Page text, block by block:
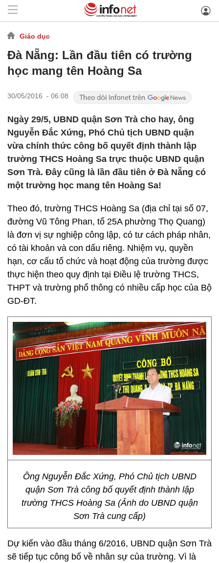
Giáo dục
Đà Nẵng: Lần đầu tiên có trường
học mang tên Hoàng Sa
30/05/2016 - 06:08
Ngày 29/5, UBND quận Sơn Trà cho hay, ông
Nguyễn Đắc Xứng, Phó Chủ tịch UBND quận
vừa chính thức công bố quyết định thành lập
trường THCS Hoàng Sa trực thuộc UBND quận
Sơn Trà. Đây cũng là lần đầu tiên ở Đà Nẵng có
một trường học mang tên Hoàng Sa!
Theo đó, trường THCS Hoàng Sa (địa chỉ tại số 07,
đường Vũ Tông Phan, tổ 25A phường Thọ Quang)
là đơn vị sự nghiệp công lập, có tư cách pháp nhân,
có tài khoản và con dấu riêng. Nhiệm vụ, quyền
hạn, cơ cấu tổ chức và hoạt động của trường được
thực hiện theo quy định tại Điều lệ trường THCS,
THPT và trường phổ thông có nhiều cấp học của Bộ
GD-ĐT.
Ông Nguyễn Đắc Xứng, Phó Chủ tịch UBND
quận Sơn Trà công bố quyết định thành lập
trường THCS Hoàng Sa (Ảnh do UBND quận
Sơn Trà cung cấp)
Dự kiến vào đầu tháng 6/2016, UBND quận Sơn Trà
sẽ tiếp tục công bố về nhân sự của trường. Vì là